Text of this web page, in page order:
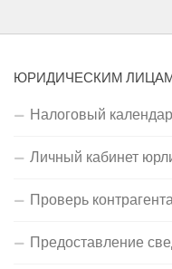
ЮРИДИЧЕСКИМ
Налоговый
Личный кабинет
Проверь
Предоставление